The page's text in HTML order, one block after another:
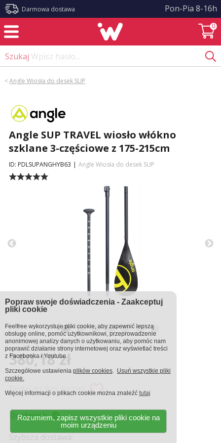
Darmowa dostawa Pon-Pia 8-16h
0
Szukaj Wpisz hasło...
<Angle Wiosła do desek SUP
Angle SUP TRAVEL wiosło włókno
szklane 3-częściowe z 175-215cm
ID: PDLSUPANGHYB63 | Angle Wiosła do desek SUP
380,18 zł
Dodaj do listy życzeń
Dostępny
Popraw swoje doświadczenia - Zaakceptuj
pliki cookie
Feelfree wykorzystuje pliki cookie, aby zapewnić lepszą
obsługę online, pomóc użytkownikowi, przeprowadzenie
anonimowej analizy danych o użytkowaniu, aby pomóc nam
poprawić działanie strony internetowej oraz wyświetlać treści
z Facebooka i Youtube.
Szczegółowe ustawienia plików cookies. Usuń wszystkie pliki
cookie.
Więcej informacji o plikach cookie można znaleźć tutaj
Rozumiem, zapisz wszystkie pliki cookie na
moim urządzeniu
?>